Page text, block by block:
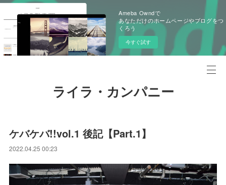
Ameba Owndで
あなただけのホームページやブログをつ
くろう
今すぐ試す
ライラ・カンパニー
ケバケバ!!vol.1 後記【Part.1】
2022.04.25 00:23